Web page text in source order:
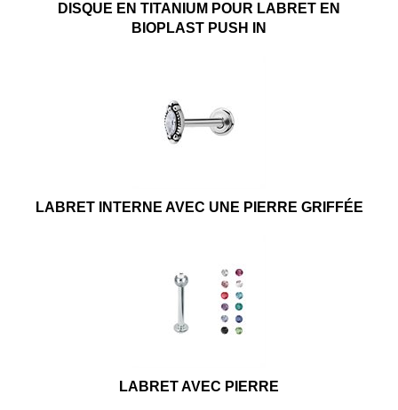
DISQUE EN TITANIUM POUR LABRET EN
BIOPLAST PUSH IN
LABRET INTERNE AVEC UNE PIERRE GRIFFÉE
LABRET AVEC PIERRE